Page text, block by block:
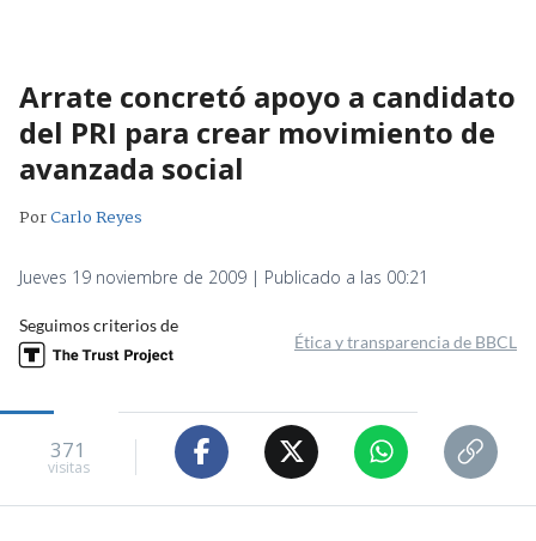
Arrate concretó apoyo a candidato
del PRI para crear movimiento de
avanzada social
PorCarlo Reyes
Jueves 19 noviembre de 2009 | Publicado a las 00:21
Seguimos criterios de
Ética y transparencia de BBCL
371
visitas